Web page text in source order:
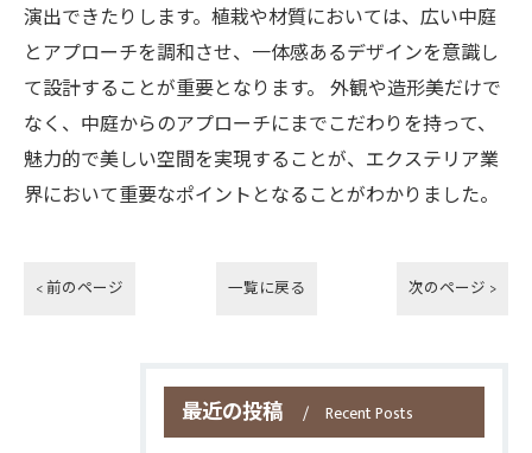
演出できたりします。植栽や材質においては、広い中庭
とアプローチを調和させ、一体感あるデザインを意識し
て設計することが重要となります。 外観や造形美だけで
なく、中庭からのアプローチにまでこだわりを持って、
魅力的で美しい空間を実現することが、エクステリア業
界において重要なポイントとなることがわかりました。
< 前のページ 一覧に戻る 次のページ >
最近の投稿 Recent Posts